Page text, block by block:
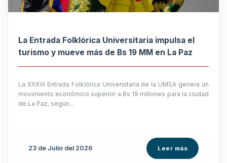
La Entrada Folklórica Universitaria impulsa el
turismo y mueve más de Bs 19 MM en La Paz
La XXXVI Entrada Folklórica Universitaria de la UMSA genera un
movimiento económico superior a Bs 19 millones para la ciudad
de La Paz, según...
23 de Julio del 2026 Leer más